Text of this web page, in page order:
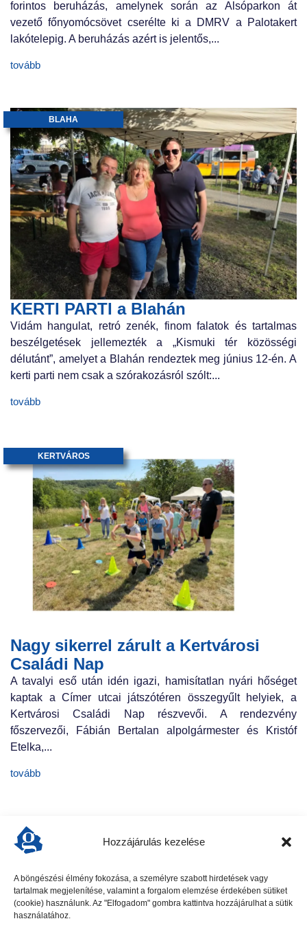
Hozzájárulás kezelése
A böngészési élmény fokozása, a személyre szabott hirdetések vagy
tartalmak megjelenítése, valamint a forgalom elemzése érdekében sütiket
(cookie) használunk. Az "Elfogadom" gombra kattintva hozzájárulhat a sütik
használatához.
forintos beruházás, amelynek során az Alsóparkon át
vezető főnyomócsövet cserélte ki a DMRV a Palotakert
lakótelepig. A beruházás azért is jelentős,...
tovább
KERTI PARTI a Blahán
BLAHA
Vidám hangulat, retró zenék, finom falatok és tartalmas
beszélgetések jellemezték a „Kismuki tér közösségi
délutánt”, amelyet a Blahán rendeztek meg június 12-én. A
kerti parti nem csak a szórakozásról szólt:...
tovább
Nagy sikerrel zárult a Kertvárosi
Családi Nap
KERTVÁROS
A tavalyi eső után idén igazi, hamisítatlan nyári hőséget
kaptak a Címer utcai játszótéren összegyűlt helyiek, a
Kertvárosi Családi Nap részvevői. A rendezvény
főszervezői, Fábián Bertalan alpolgármester és Kristóf
Etelka,...
tovább
előző cikk következő cikk